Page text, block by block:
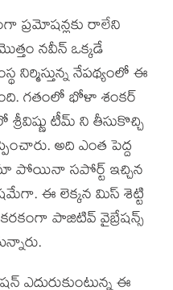
ప్రమోషన్లకు రాలేని
నవీన్ ఒక్కడే
నిర్మిస్తున్న నేపథ్యంలో ఈ
గతంలో భోళా శంకర్
టీమ్ ని తీసుకొచ్చి
అది ఎంత పెద్ద
పోయినా సపోర్ట్ ఇచ్చిన
ఈ లెక్కన మిస్ శెట్టి
పాజిటివ్ వైబ్రేషన్స్
ఎదురుకుంటున్న ఈ